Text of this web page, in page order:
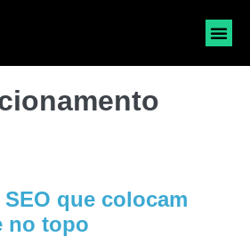
que colocam
no topo